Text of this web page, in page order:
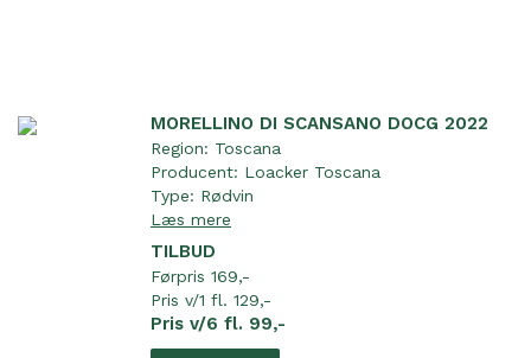
MORELLINO DI SCANSANO DOCG 2022
Region: Toscana
Producent: Loacker Toscana
Type: Rødvin
Læs mere
TILBUD
Førpris 169,-
Pris v/1 fl. 129,-
Pris v/6 fl. 99,-